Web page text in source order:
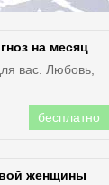
на месяц
вас. Любовь,
бесплатно
женщины